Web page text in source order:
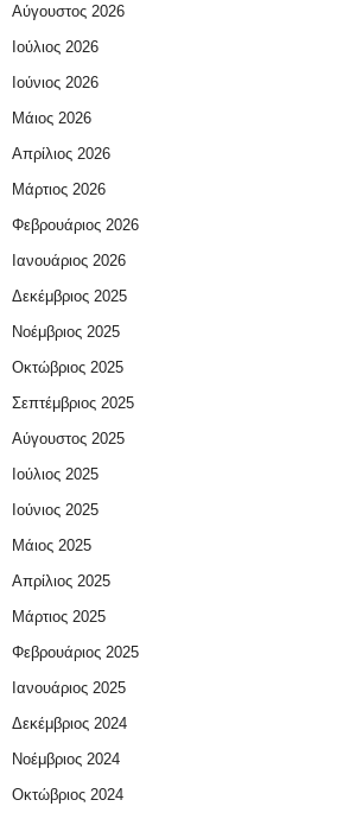
Αύγουστος 2026
Ιούλιος 2026
Ιούνιος 2026
Μάιος 2026
Απρίλιος 2026
Μάρτιος 2026
Φεβρουάριος 2026
Ιανουάριος 2026
Δεκέμβριος 2025
Νοέμβριος 2025
Οκτώβριος 2025
Σεπτέμβριος 2025
Αύγουστος 2025
Ιούλιος 2025
Ιούνιος 2025
Μάιος 2025
Απρίλιος 2025
Μάρτιος 2025
Φεβρουάριος 2025
Ιανουάριος 2025
Δεκέμβριος 2024
Νοέμβριος 2024
Οκτώβριος 2024